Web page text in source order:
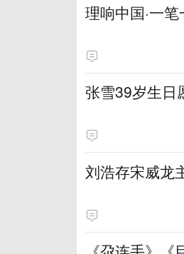
理响中国·一
张雪39岁生日
刘浩存宋威龙